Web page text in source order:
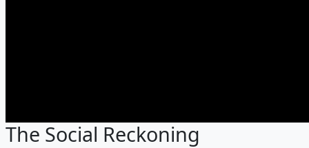
The Social Reckoning